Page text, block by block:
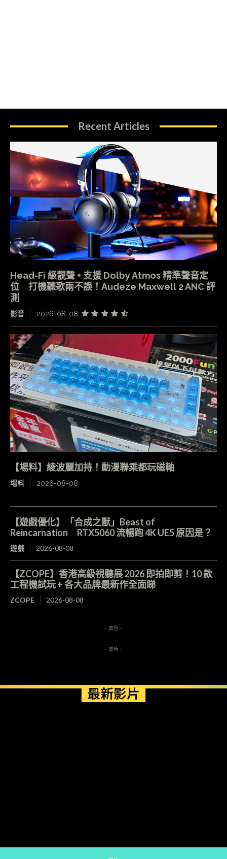
Recent Articles
Head-Fi 級靚聲 + 支援 Dolby Atmos 精準聲音定
位 打機聽歌兩不誤！Audeze Maxwell 2 ANC 評
測
影音 2026-08-08
【場料】綾波麗加持！動漫聯乘都玩磁軸
場料 2026-08-08
【遊戲優化】「合成之獸」Beast of
Reincarnation RTX5060 流暢跑 4K UE5 原因是？
遊戲 2026-08-08
【ZCOPE】香港高級視聽展 2026 即拍即剪！10 款
工程機試玩 + 各大品牌最新作全面睇
ZCOPE 2026-08-08
- 廣告 -
- 廣告 -
最新影片